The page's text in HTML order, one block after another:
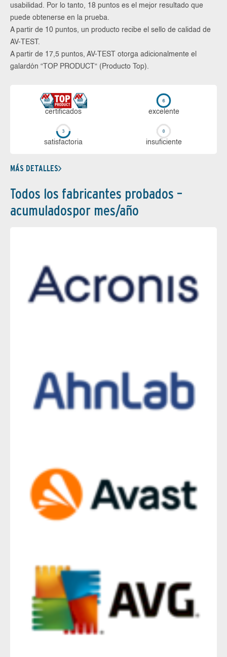
usabilidad. Por lo tanto, 18 puntos es el mejor resultado que
puede obtenerse en la prueba.
A partir de 10 puntos, un producto recibe el sello de calidad de
AV-TEST.
A partir de 17,5 puntos, AV-TEST otorga adicionalmente el
galardón “TOP PRODUCT“ (Producto Top).
certi­ficados ex­ce­len­te
sa­tis­fac­to­ria in­su­fi­cien­te
MÁS DETALLES
Todos los fabricantes probados –
acumuladospor mes/año